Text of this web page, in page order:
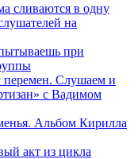
сливаются в одну
на
при
Слушаем и
с Вадимом
Альбом Кирилла
акт из цикла